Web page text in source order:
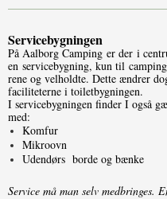
Servicebygningen
På Aalborg Camping er der i
en servicebygning, kun til
rene og velholdte. Dette ændrer
faciliteterne i toiletbygningen.
I servicebygningen finder I også
med:
Komfur
Mikroovn
Udendørs borde og bænke
Service må man selv medbringes.